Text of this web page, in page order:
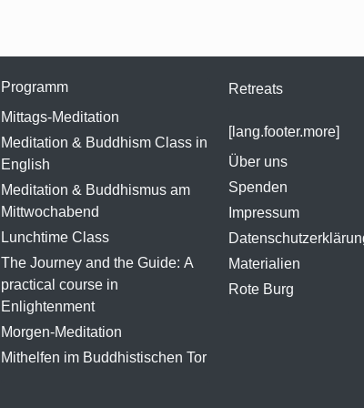
Programm
Mittags-Meditation
Meditation & Buddhism Class in
English
Meditation & Buddhismus am
Mittwochabend
Lunchtime Class
The Journey and the Guide: A
practical course in
Enlightenment
Morgen-Meditation
Mithelfen im Buddhistischen Tor
Retreats
[lang.footer.more]
Über uns
Spenden
Impressum
Materialien
Rote Burg